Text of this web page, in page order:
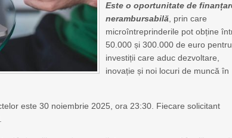
Este o oportunitate de
nerambursabilă , prin care
microîntreprinderile pot obține
50.000 și 300.000 de euro pentru
investiții care aduc dezvoltare,
inovație și noi locuri de muncă în
este 30 noiembrie 2025, ora 23:30. Fiecare solicitant